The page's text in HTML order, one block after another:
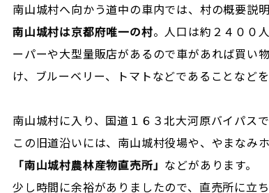
南山城村へ向かう道中の車内では、村の概要説明
南山城村は京都府唯一の村。人口は約２４００
ーパーや大型量販店があるので車があれば買い
け、ブルーベリー、トマトなどであることなど
南山城村に入り、国道１６３北大河原バイパス
この旧道沿いには、南山城村役場や、やまなみ
「南山城村農林産物直売所」 などがあります。
少し時間に余裕がありましたので、直売所に立ち